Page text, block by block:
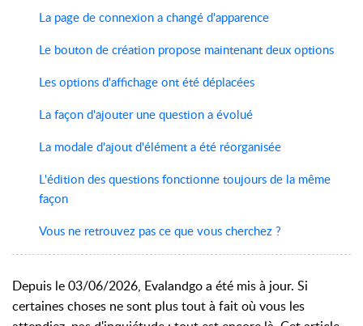
La page de connexion a changé d'apparence
Le bouton de création propose maintenant deux options
Les options d'affichage ont été déplacées
La façon d'ajouter une question a évolué
La modale d'ajout d'élément a été réorganisée
L'édition des questions fonctionne toujours de la même
façon
Vous ne retrouvez pas ce que vous cherchez ?
Depuis le 03/06/2026, Evalandgo a été mis à jour. Si
certaines choses ne sont plus tout à fait où vous les